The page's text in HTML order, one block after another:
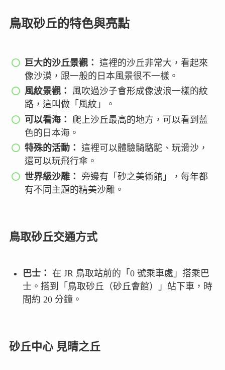
鳥取砂丘的特色與亮點
巨大的沙丘景觀： 這裡的沙丘非常大，看起來
像沙漠，跟一般的日本風景很不一樣。
風紋景觀：
風吹過沙子會形成像波浪一樣的紋
路，這叫做「風紋」。
可以看海：
爬上沙丘最高的地方，可以看到藍
色的日本海。
特殊的活動： 這裡可以體驗騎駱駝、玩滑沙，
還可以玩飛行傘。
世界級沙雕：
旁邊有「砂之美術館」，每年都
有不同主題的精美沙雕。
鳥取砂丘交通方式
巴士： 在 JR 鳥取站前的「0 號乘車處」搭乘巴
士。搭到「鳥取砂丘（砂丘會館）」站下車，時
間約 20 分鐘。
砂丘中心 見晴之丘